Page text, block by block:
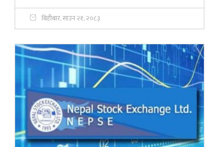
बिहीबार, साउन २१, २०८३